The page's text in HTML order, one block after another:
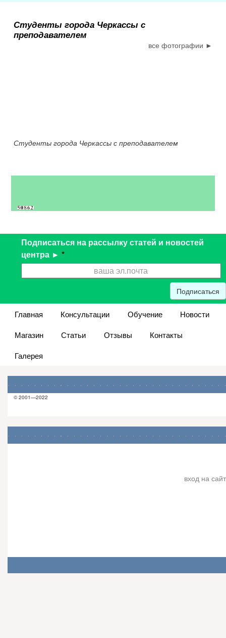
Студенты города Черкассы с
преподавателем
все фотографии ►
Студенты города Черкассы с преподавателем
Подписаться на рассылку статей и новостей
центра ► *
Подписаться
Главная Консультации Обучение
Новости
Магазин
Статьи Отзывы
Контакты
Галерея
© 2001—2022
вход на сайт